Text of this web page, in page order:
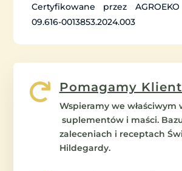
Certyfikowane przez
09.616-0013853.2024.003
 Pomagamy
Wspieramy we właściwym
suplementów i maści.
zaleceniach i receptach
Hildegardy.